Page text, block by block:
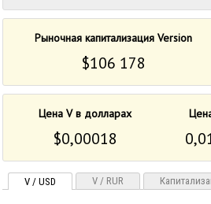
Рыночная капитализация Version
$106 178
Цена V в долларах
$0,00018
V / USD V / RUR